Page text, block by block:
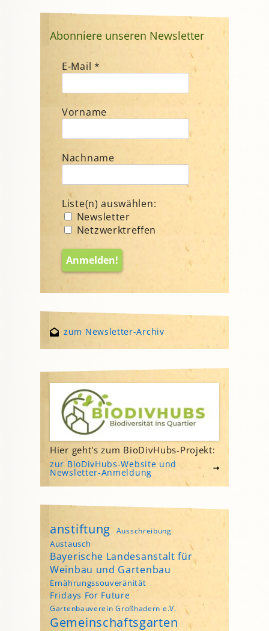
Abonniere unseren Newsletter
E-Mail *
Vorname
Nachname
Liste(n) auswählen:
Newsletter
Netzwerktreffen
zum Newsletter-Archiv
Hier geht's zum BioDivHubs-Projekt:
zur BioDivHubs-Website und
Newsletter-Anmeldung
anstiftung Ausschreibung
Austausch
Bayerische Landesanstalt für
Weinbau und Gartenbau
Ernährungssouveränität
Fridays For Future
Gartenbauverein Großhadern e.V.
Gemeinschaftsgarten